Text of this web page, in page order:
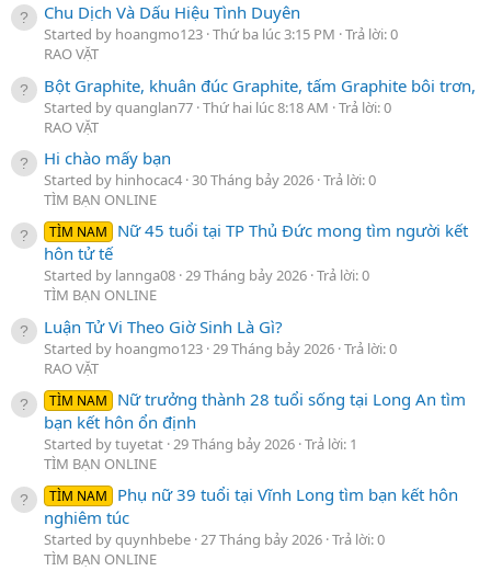
Chu Dịch Và Dấu Hiệu Tình Duyên
Started by hoangmo123 Thứ ba lúc 3:15 PM Trả lời: 0
RAO VẶT
Bột Graphite, khuân đúc Graphite, tấm Graphite bôi trơn,
Started by quanglan77 Thứ hai lúc 8:18 AM Trả lời: 0
RAO VẶT
Hi chào mấy bạn
Started by hinhocac4 30 Tháng bảy 2026 Trả lời: 0
TÌM BẠN ONLINE
TÌM NAM
Nữ 45 tuổi tại TP Thủ Đức mong tìm người kết
hôn tử tế
Started by lannga08 29 Tháng bảy 2026 Trả lời: 0
TÌM BẠN ONLINE
Luận Tử Vi Theo Giờ Sinh Là Gì?
Started by hoangmo123 29 Tháng bảy 2026 Trả lời: 0
RAO VẶT
TÌM NAM
Nữ trưởng thành 28 tuổi sống tại Long An tìm
bạn kết hôn ổn định
Started by tuyetat 29 Tháng bảy 2026 Trả lời: 1
TÌM BẠN ONLINE
TÌM NAM
Phụ nữ 39 tuổi tại Vĩnh Long tìm bạn kết hôn
nghiêm túc
Started by quynhbebe 27 Tháng bảy 2026 Trả lời: 0
TÌM BẠN ONLINE